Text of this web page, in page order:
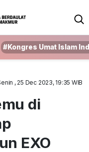
#Kongres Umat Islam
, 25 Dec 2023, 19:35 WIB
di
EXO